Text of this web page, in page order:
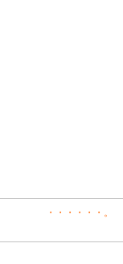
・・・・・・。